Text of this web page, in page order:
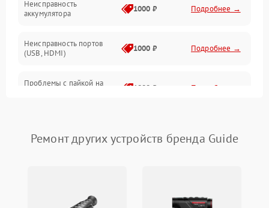
Неисправность
аккумулятора
1000 ₽ Подробнее →
Неисправность портов
(USB, HDMI)
1000 ₽ Подробнее →
Проблемы с пайкой на
1000 ₽ Подробнее →
процессора
Неисправность Wi-
Ремонт других устройств бренда Guide